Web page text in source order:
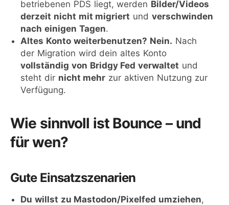
betriebenen PDS liegt, werden Bilder/Videos
derzeit nicht mit migriert undverschwinden
nach einigen Tagen.
Altes Konto weiterbenutzen? Nein. Nach
der Migration wird dein altes Konto
vollständig von Bridgy Fed verwaltet und
steht dir nicht mehr zur aktiven Nutzung zur
Verfügung.
Wie sinnvoll ist Bounce – und
für wen?
Gute Einsatzszenarien
Du willst zu Mastodon/Pixelfed umziehen,